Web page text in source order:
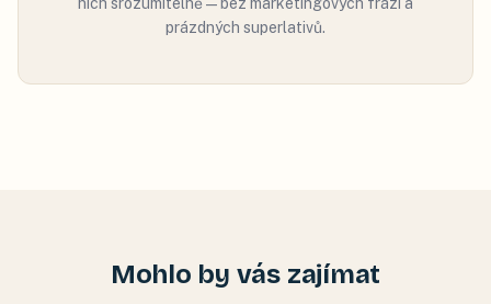
nich srozumitelně — bez marketingových frází a
prázdných superlativů.
Mohlo by vás zajímat